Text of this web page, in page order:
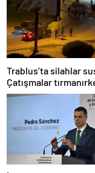
Trablus’ta silahlar
Çatışmalar
alarmda